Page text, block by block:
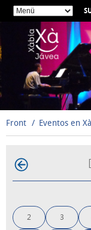
Front Eventos en
2 3